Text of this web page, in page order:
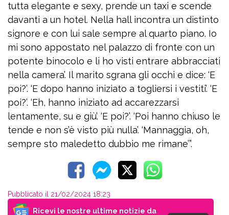
tutta elegante e sexy, prende un taxi e scende
davanti a un hotel. Nella hall incontra un distinto
signore e con lui sale sempre al quarto piano. Io
mi sono appostato nel palazzo di fronte con un
potente binocolo e li ho visti entrare abbracciati
nella camera’. Il marito sgrana gli occhi e dice: ‘E
poi?’. ‘E dopo hanno iniziato a togliersi i vestiti’. ‘E
poi?’. ‘Eh, hanno iniziato ad accarezzarsi
lentamente, su e giù’. ‘E poi?’. ‘Poi hanno chiuso le
tende e non s’è visto più nulla’. ‘Mannaggia, oh,
sempre sto maledetto dubbio me rimane’”.
Pubblicato il 21/02/2024 18:23
Ricevi le nostre ultime notizie da